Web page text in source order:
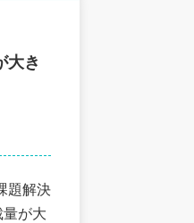
大き
題解決
が大